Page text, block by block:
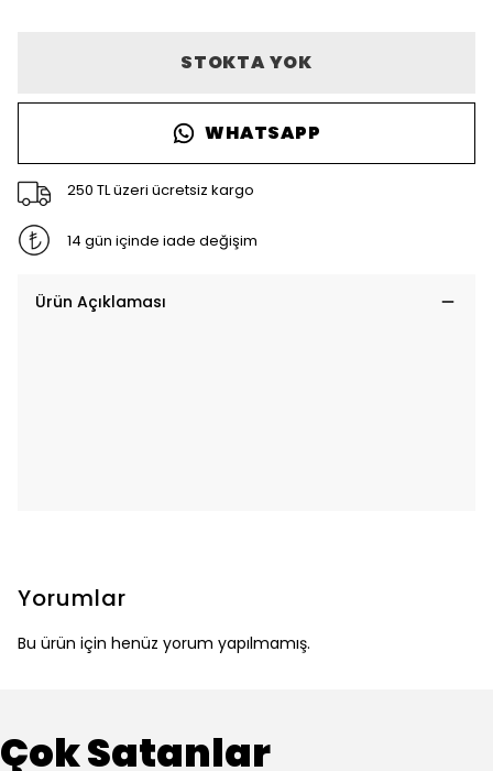
STOKTA YOK
WHATSAPP
250 TL üzeri ücretsiz kargo
14 gün içinde iade değişim
Ürün Açıklaması
Yorumlar
Bu ürün için henüz yorum yapılmamış.
Çok Satanlar